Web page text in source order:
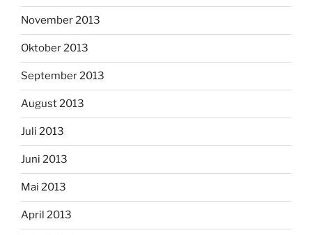
November 2013
Oktober 2013
September 2013
August 2013
Juli 2013
Juni 2013
Mai 2013
April 2013